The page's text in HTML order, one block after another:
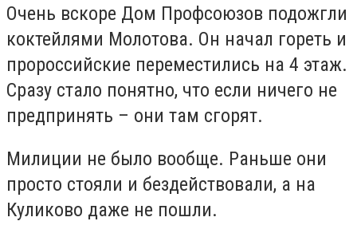
Очень вскоре Дом Профсоюзов подожгли
коктейлями Молотова. Он начал гореть и
пророссийские переместились на 4 этаж.
Сразу стало понятно, что если ничего не
предпринять – они там сгорят.
Милиции не было вообще. Раньше они
просто стояли и бездействовали, а на
Куликово даже не пошли.